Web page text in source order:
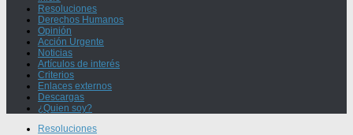
Resoluciones
Derechos Humanos
Opinión
Acción Urgente
Noticias
Artículos de interés
Criterios
Enlaces externos
Descargas
¿Quien soy?
Resoluciones